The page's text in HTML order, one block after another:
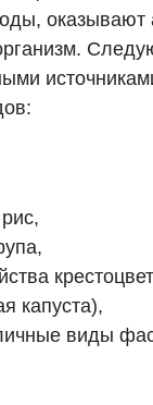
оказывают
капуста),
виды